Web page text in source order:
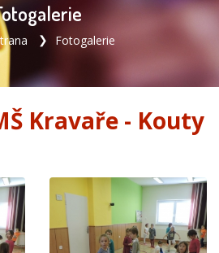
Fotogalerie
Kravaře - Kouty